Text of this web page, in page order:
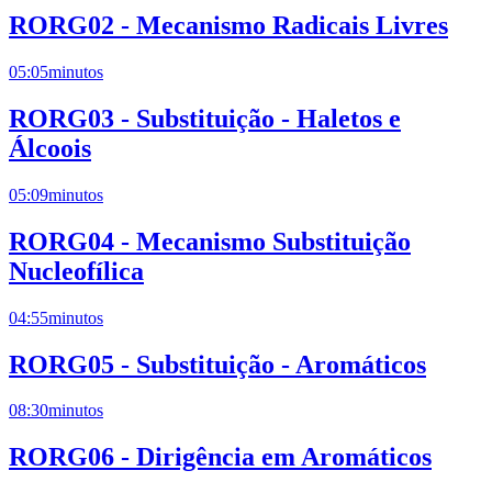
RORG02 - Mecanismo Radicais Livres
05:05minutos
RORG03 - Substituição - Haletos e
Álcoois
05:09minutos
RORG04 - Mecanismo Substituição
Nucleofílica
04:55minutos
RORG05 - Substituição - Aromáticos
08:30minutos
RORG06 - Dirigência em Aromáticos